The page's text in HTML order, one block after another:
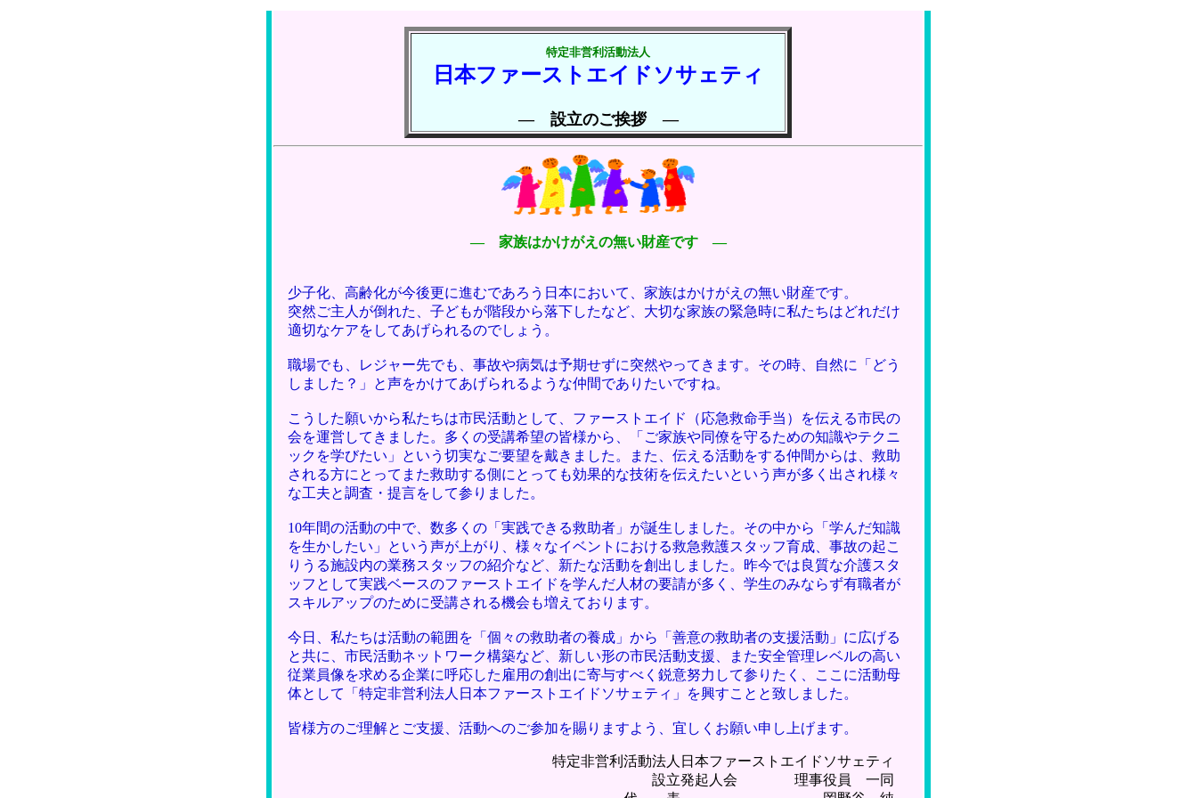
特定非営利活動法人
日本ファーストエイドソサェティ
― 設立のご挨拶 ―
― 家族はかけがえの無い財産です ―
少子化、高齢化が今後更に進むであろう日本において、家族はかけがえの無い財産です。
突然ご主人が倒れた、子どもが階段から落下したなど、大切な家族の緊急時に私たちはどれだけ
適切なケアをしてあげられるのでしょう。
職場でも、レジャー先でも、事故や病気は予期せずに突然やってきます。その時、自然に「どう
しました？」と声をかけてあげられるような仲間でありたいですね。
こうした願いから私たちは市民活動として、ファーストエイド（応急救命手当）を伝える市民の
会を運営してきました。多くの受講希望の皆様から、「ご家族や同僚を守るための知識やテクニ
ックを学びたい」という切実なご要望を戴きました。また、伝える活動をする仲間からは、救助
される方にとってまた救助する側にとっても効果的な技術を伝えたいという声が多く出され様々
な工夫と調査・提言をして参りました。
10年間の活動の中で、数多くの「実践できる救助者」が誕生しました。その中から「学んだ知識
を生かしたい」という声が上がり、様々なイベントにおける救急救護スタッフ育成、事故の起こ
りうる施設内の業務スタッフの紹介など、新たな活動を創出しました。昨今では良質な介護スタ
ッフとして実践ベースのファーストエイドを学んだ人材の要請が多く、学生のみならず有職者が
スキルアップのために受講される機会も増えております。
今日、私たちは活動の範囲を「個々の救助者の養成」から「善意の救助者の支援活動」に広げる
と共に、市民活動ネットワーク構築など、新しい形の市民活動支援、また安全管理レベルの高い
従業員像を求める企業に呼応した雇用の創出に寄与すべく鋭意努力して参りたく、ここに活動母
体として「特定非営利法人日本ファーストエイドソサェティ」を興すことと致しました。
皆様方のご理解とご支援、活動へのご参加を賜りますよう、宜しくお願い申し上げます。
特定非営利活動法人日本ファーストエイドソサェティ
設立発起人会 理事役員 一同